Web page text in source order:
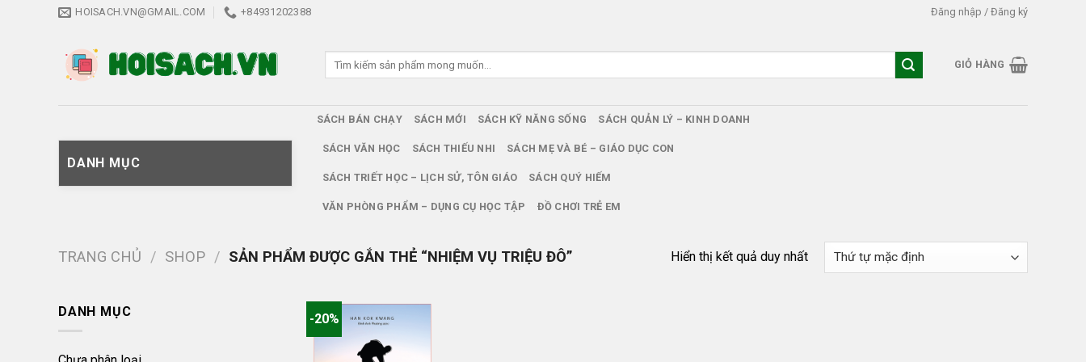
HOISACH.VN@GMAIL.COM +84931202388 Đăng nhập / Đăng ký
GIỎ HÀNG
DANH MỤC
SÁCH BÁN CHẠY SÁCH MỚI SÁCH KỸ NĂNG SỐNG SÁCH QUẢN LÝ – KINH DOANH
SÁCH VĂN HỌC SÁCH THIẾU NHI SÁCH MẸ VÀ BÉ – GIÁO DỤC CON
SÁCH TRIẾT HỌC – LỊCH SỬ, TÔN GIÁO SÁCH QUÝ HIẾM
VĂN PHÒNG PHẨM – DỤNG CỤ HỌC TẬP ĐỒ CHƠI TRẺ EM
TRANG CHỦ / SHOP / SẢN PHẨM ĐƯỢC GẮN THẺ “NHIỆM VỤ TRIỆU ĐÔ” Hiển thị kết quả duy nhất
DANH MỤC -20%